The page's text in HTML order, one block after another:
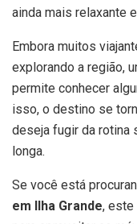
ainda mais relaxante
Embora muitos
explorando a região,
permite conhecer
isso, o destino se
deseja fugir da rotina
longa.
Se você está
em Ilha Grande, este